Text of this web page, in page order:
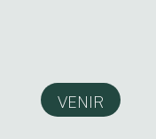
VENIR